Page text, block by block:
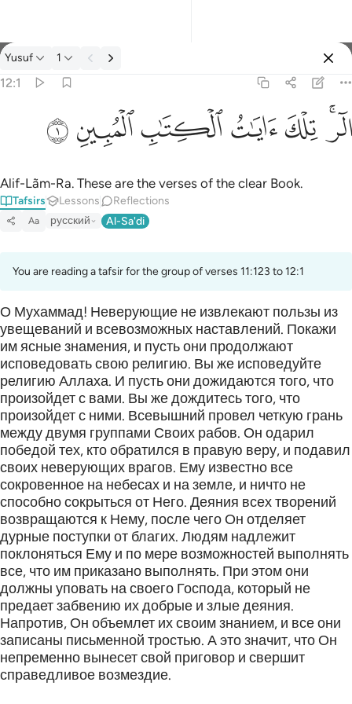
Tafsir: Yusuf 12:1
Yusuf 1
12:1
الر تلك ايات الكتاب المبين ١
الٓر ۚ تِلْكَ ءَايَـٰتُ ٱلْكِتَـٰبِ ٱلْمُبِينِ ١
ﲒﲓﲔﲕﲖﲗﲘ
Alif-Lãm-Ra. These are the verses of the clear Book.
Tafsirs Lessons Reflections
Aa русский Al-Sa'di
You are reading a tafsir for the group of verses 11:123 to 12:1
О Мухаммад! Неверующие не извлекают пользы из
увещеваний и всевозможных наставлений. Покажи
им ясные знамения, и пусть они продолжают
исповедовать свою религию. Вы же исповедуйте
религию Аллаха. И пусть они дожидаются того, что
произойдет с вами. Вы же дождитесь того, что
произойдет с ними. Всевышний провел четкую грань
между двумя группами Своих рабов. Он одарил
победой тех, кто обратился в правую веру, и подавил
своих неверующих врагов. Ему известно все
сокровенное на небесах и на земле, и ничто не
способно сокрыться от Него. Деяния всех творений
возвращаются к Нему, после чего Он отделяет
дурные поступки от благих. Людям надлежит
поклоняться Ему и по мере возможностей выполнять
все, что им приказано выполнять. При этом они
должны уповать на своего Господа, который не
предает забвению их добрые и злые деяния.
Напротив, Он объемлет их своим знанием, и все они
записаны письменной тростью. А это значит, что Он
непременно вынесет свой приговор и свершит
справедливое возмездие.